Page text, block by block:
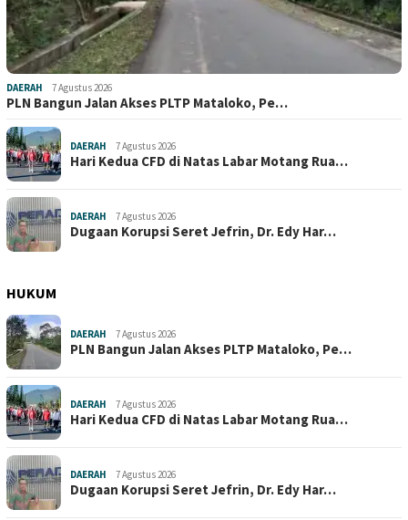
DAERAH 7 Agustus 2026
PLN Bangun Jalan Akses PLTP Mataloko, Pe…
DAERAH 7 Agustus 2026
Hari Kedua CFD di Natas Labar Motang Rua…
DAERAH 7 Agustus 2026
Dugaan Korupsi Seret Jefrin, Dr. Edy Har…
HUKUM
DAERAH 7 Agustus 2026
PLN Bangun Jalan Akses PLTP Mataloko, Pe…
DAERAH 7 Agustus 2026
Hari Kedua CFD di Natas Labar Motang Rua…
DAERAH 7 Agustus 2026
Dugaan Korupsi Seret Jefrin, Dr. Edy Har…